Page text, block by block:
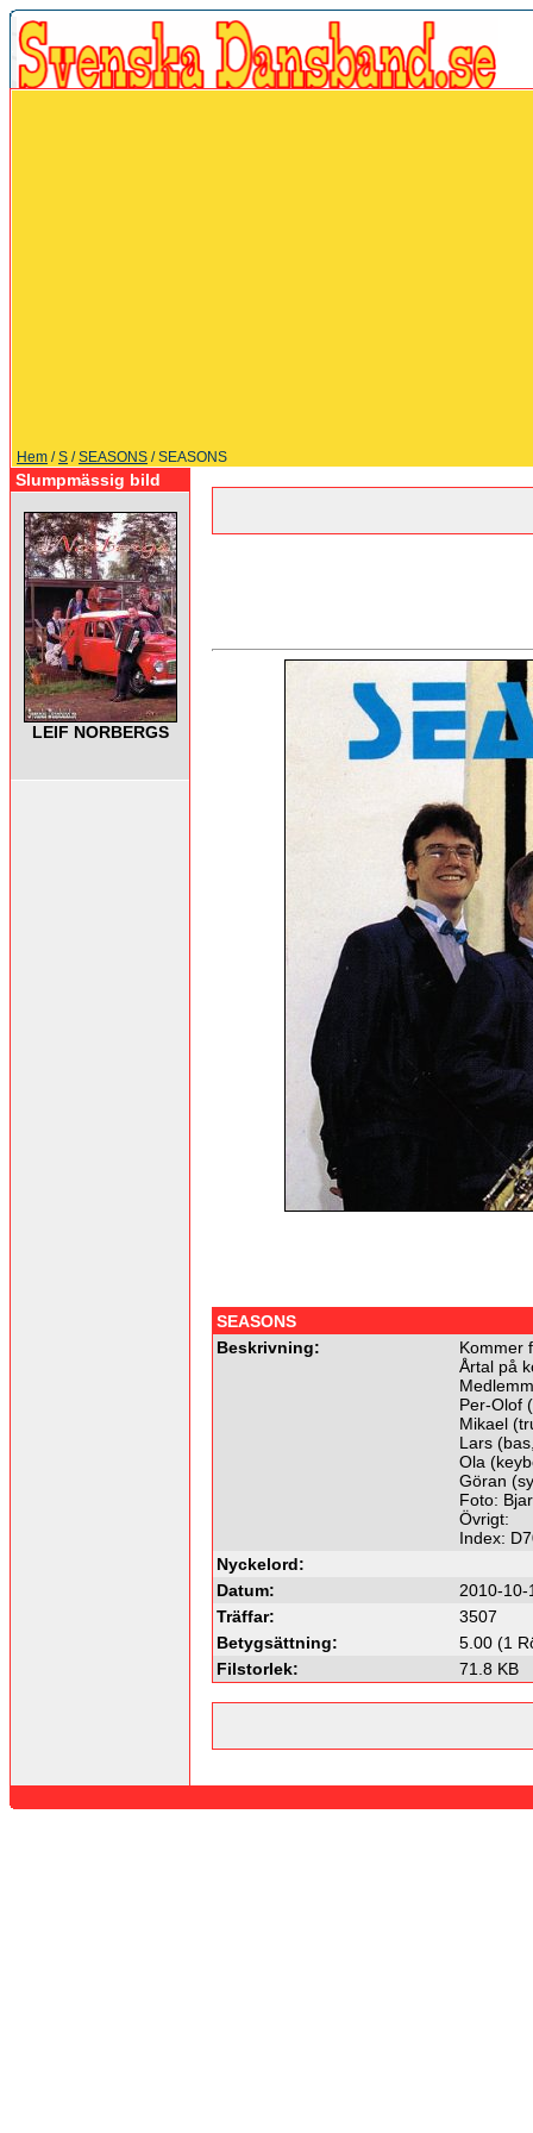
Hem /S /SEASONS / SEASONS
Slumpmässig bild
LEIF NORBERGS
SEASONS
Beskrivning:
Kommer
Årtal på
Per-Olof
Mikael
Lars
Ola
Göran
Foto:
Övrigt:
Index:
Nyckelord:
Datum:
2010-10-
Träffar:
3507
Betygsättning:
5.00 (1
Filstorlek:
71.8 KB